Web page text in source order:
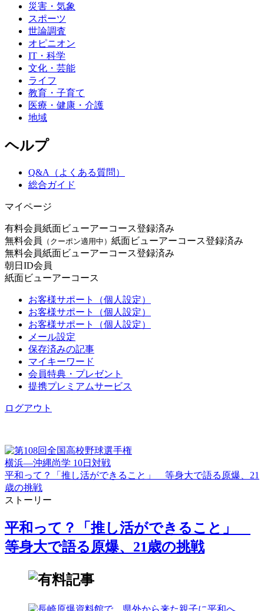
災害・気象
スポーツ
世論調査
オピニオン
IT・科学
文化・芸能
ライフ
教育・子育て
医療・健康・介護
地域
ヘルプ
Q&A（よくある質問）
総合ガイド
マイページ
有料会員紙面ビューアーコース登録済み
無料会員
（クーポン適用中） 紙面ビューアーコース登録済み
無料会員紙面ビューアーコース登録済み
朝日ID会員
紙面ビューアーコース
お客様サポート（個人設定）
お客様サポート（個人設定）
お客様サポート（個人設定）
メール設定
保存済みの記事
マイキーワード
会員特典・プレゼント
提携プレミアムサービス
ログアウト
横浜―沖縄尚学 10日対戦
平和って？「推し活ができること」 等身大で語る原爆、21
歳の挑戦
ストーリー
平和って？「推し活ができること」
等身大で語る原爆、21歳の挑戦